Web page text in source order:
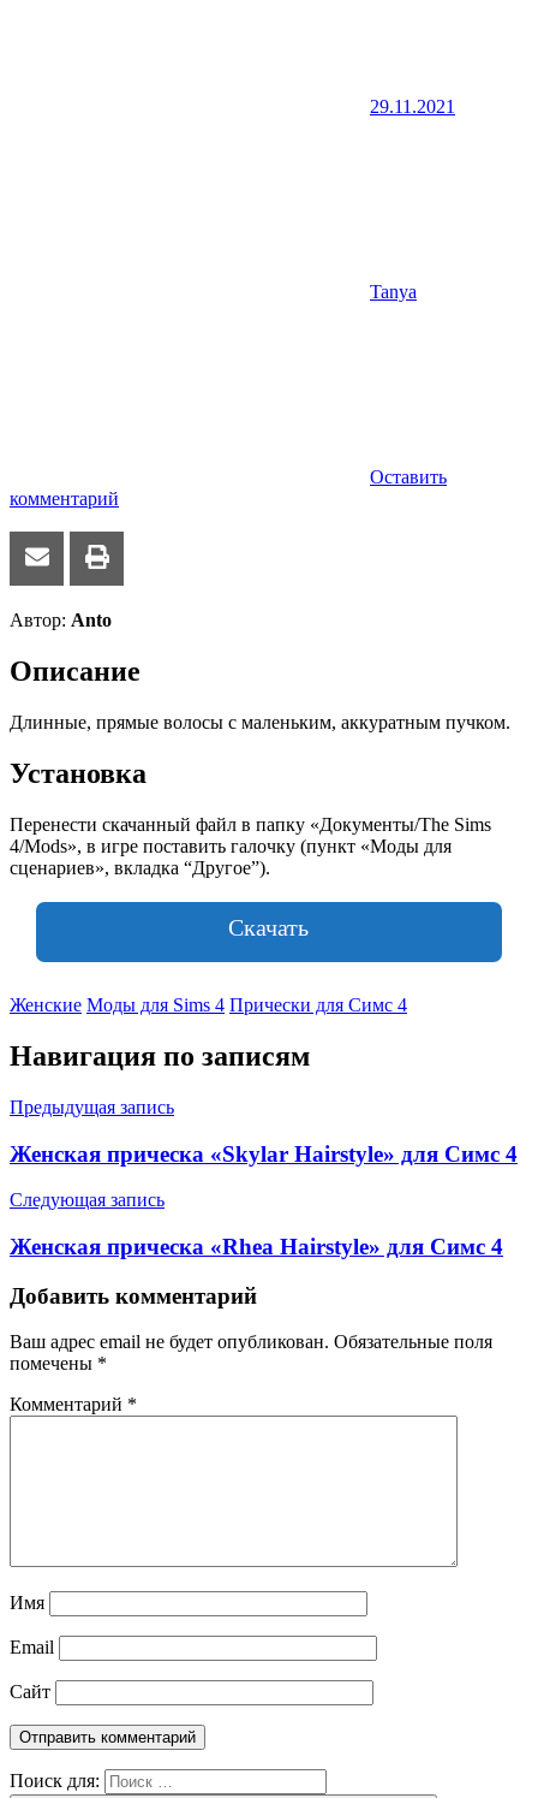
29.11.2021
Tanya
Оставить
комментарий
Автор: Anto
Описание
Длинные, прямые волосы с маленьким, аккуратным пучком.
Установка
Перенести скачанный файл в папку «Документы/The Sims
4/Mods», в игре поставить галочку (пункт «Моды для
сценариев», вкладка “Другое”).
Скачать
Женские Моды для Sims 4 Прически для Симс 4
Навигация по записям
Предыдущая запись
Женская прическа «Skylar Hairstyle» для Симс 4
Следующая запись
Женская прическа «Rhea Hairstyle» для Симс 4
Добавить комментарий
Ваш адрес email не будет опубликован. Обязательные поля
помечены *
Комментарий *
Имя
Email
Сайт
Поиск для: